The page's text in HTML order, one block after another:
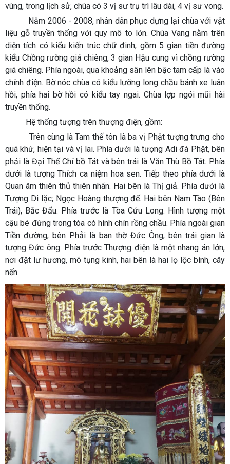
vùng, trong lịch sử, chùa có 3 vị sư trụ trì lâu dài, 4 vị sư vong.
Năm 2006 - 2008, nhân dân phục dựng lại chùa với vật
liệu gỗ truyền thống với quy mô to lớn. Chùa Vang nằm trên
diện tích có kiểu kiến trúc chữ đinh, gồm 5 gian tiền đường
kiểu Chồng rường giá chiêng, 3 gian Hậu cung vì chồng rường
giá chiêng. Phía ngoài, qua khoảng sân lên bậc tam cấp là vào
chính điện. Bờ nóc chùa có kiểu lưỡng long chầu bánh xe luân
hồi, phía hai bờ hồi có kiểu tay ngai. Chùa lợp ngói mũi hài
truyền thống.
Hệ thống tượng trên thượng điện, gồm:
Trên cùng là Tam thế tôn là ba vị Phật tượng trưng cho
quá khứ, hiện tại và vị lai. Phía dưới là tượng Adi đà Phật, bên
phải là Đại Thế Chí bồ Tát và bên trái là Văn Thù Bồ Tát. Phía
dưới là tượng Thích ca niệm hoa sen. Tiếp theo phía dưới là
Quan âm thiên thủ thiên nhãn. Hai bên là Thị giả. Phía dưới là
Tượng Di lặc; Ngọc Hoàng thượng đế. Hai bên Nam Tào (Bên
Trái), Bắc Đẩu. Phía trước là Tòa Cửu Long. Hình tượng một
cậu bé đứng trong tòa có hình chín rồng chầu. Phía ngoài gian
Tiền đường, bên Phải là ban thờ Đức Ông, bên trái gian là
tượng Đức ông. Phía trước Thượng điện là một nhang án lớn,
nơi đặt lư hương, mõ tụng kinh, hai bên là hai lọ lộc bình, cây
nến.